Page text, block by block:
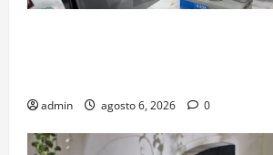
admin agosto 6, 2026 0